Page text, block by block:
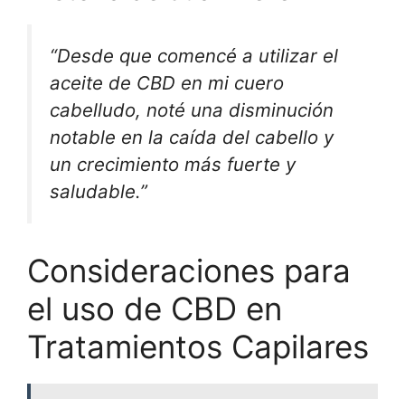
“Desde que comencé a utilizar el
aceite de CBD en mi cuero
cabelludo, noté una disminución
notable en la caída del cabello y
un crecimiento más fuerte y
saludable.”
Consideraciones para
el uso de CBD en
Tratamientos Capilares